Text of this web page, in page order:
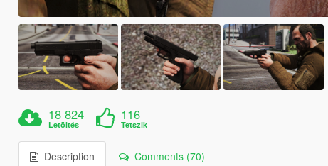
18 824
Letöltés
116
Tetszik
Description Comments (70)